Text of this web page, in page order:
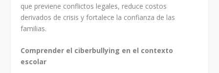
que previene conflictos legales, reduce costos
derivados de crisis y fortalece la confianza de las
familias.
Comprender el ciberbullying en el contexto
escolar